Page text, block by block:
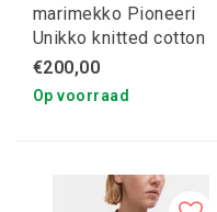
marimekko Pioneeri
Unikko knitted cotton
spencer zwart/wit L
€200,00
Op voorraad